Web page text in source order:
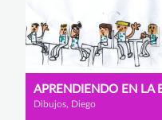
APRENDIENDO EN LA
Dibujos, Diego